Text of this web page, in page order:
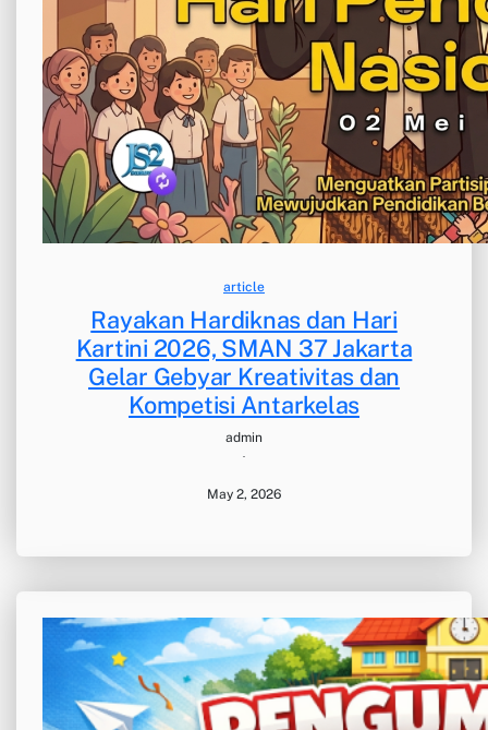
article
Rayakan Hardiknas dan Hari
Kartini 2026, SMAN 37 Jakarta
Gelar Gebyar Kreativitas dan
Kompetisi Antarkelas
admin
·
May 2, 2026